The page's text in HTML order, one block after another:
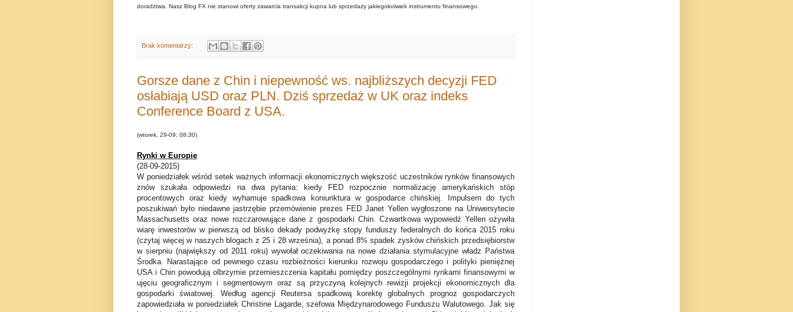
doradztwa. Nasz Blog FX nie stanowi oferty zawarcia transakcji kupna lub sprzedaży jakiegokolwiek instrumentu finansowego.
Brak komentarzy:
Gorsze dane z Chin i niepewność ws. najbliższych decyzji FED
osłabiają USD oraz PLN. Dziś sprzedaż w UK oraz indeks
Conference Board z USA.
(wtorek, 29-09; 08:30)
Rynki w Europie
(28-09-2015)
W poniedziałek wśród setek ważnych informacji ekonomicznych większość uczestników rynków finansowych
znów szukała odpowiedzi na dwa pytania: kiedy FED rozpocznie normalizację amerykańskich stóp
procentowych oraz kiedy wyhamuje spadkowa koniunktura w gospodarce chińskiej. Impulsem do tych
poszukiwań było niedawne jastrzębie przemówienie prezes FED Janet Yellen wygłoszone na Uniwersytecie
Massachusetts oraz nowe rozczarowujące dane z gospodarki Chin. Czwartkowa wypowiedź Yellen ożywiła
wiarę inwestorów w pierwszą od blisko dekady podwyżkę stopy funduszy federalnych do końca 2015 roku
(czytaj więcej w naszych blogach z 25 i 28 września), a ponad 8% spadek zysków chińskich przedsiębiorstw
w sierpniu (największy od 2011 roku) wywołał oczekiwania na nowe działania stymulacyjne władz Państwa
Środka. Narastające od pewnego czasu rozbieżności kierunku rozwoju gospodarczego i polityki pieniężnej
USA i Chin powodują olbrzymie przemieszczenia kapitału pomiędzy poszczególnymi rynkami finansowymi w
ujęciu geograficznym i segmentowym oraz są przyczyną kolejnych rewizji projekcji ekonomicznych dla
gospodarki światowej. Według agencji Reutersa spadkową korektę globalnych prognoz gospodarczych
zapowiedziała w poniedziałek Christine Lagarde, szefowa Międzynarodowego Funduszu Walutowego. Jak się